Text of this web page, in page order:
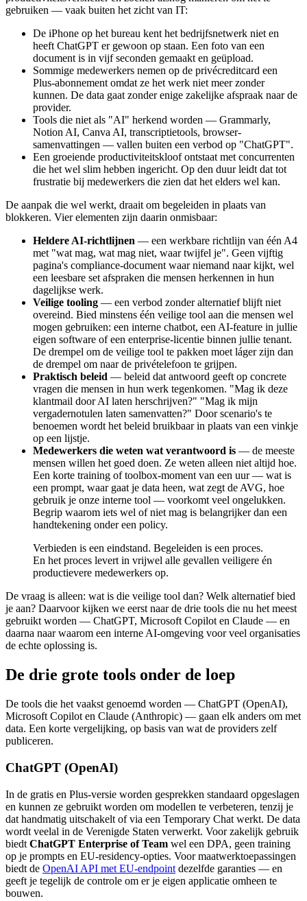
gebruiken — vaak buiten het zicht van IT:
De iPhone op het bureau kent het bedrijfsnetwerk niet en
heeft ChatGPT er gewoon op staan. Een foto van een
document is in vijf seconden gemaakt en geüpload.
Sommige medewerkers nemen op de privécreditcard een
Plus-abonnement omdat ze het werk niet meer zonder
kunnen. De data gaat zonder enige zakelijke afspraak naar de
provider.
Tools die niet als "AI" herkend worden — Grammarly,
Notion AI, Canva AI, transcriptietools, browser-
samenvattingen — vallen buiten een verbod op "ChatGPT".
Een groeiende productiviteitskloof ontstaat met concurrenten
die het wel slim hebben ingericht. Op den duur leidt dat tot
frustratie bij medewerkers die zien dat het elders wel kan.
De aanpak die wel werkt, draait om begeleiden in plaats van
blokkeren. Vier elementen zijn daarin onmisbaar:
Heldere AI-richtlijnen — een werkbare richtlijn van één A4
met "wat mag, wat mag niet, waar twijfel je". Geen vijftig
pagina's compliance-document waar niemand naar kijkt, wel
een leesbare set afspraken die mensen herkennen in hun
dagelijkse werk.
Veilige tooling — een verbod zonder alternatief blijft niet
overeind. Bied minstens één veilige tool aan die mensen wel
mogen gebruiken: een interne chatbot, een AI-feature in jullie
eigen software of een enterprise-licentie binnen jullie tenant.
De drempel om de veilige tool te pakken moet láger zijn dan
de drempel om naar de privételefoon te grijpen.
Praktisch beleid — beleid dat antwoord geeft op concrete
vragen die mensen in hun werk tegenkomen. "Mag ik deze
klantmail door AI laten herschrijven?" "Mag ik mijn
vergadernotulen laten samenvatten?" Door scenario's te
benoemen wordt het beleid bruikbaar in plaats van een vinkje
op een lijstje.
Medewerkers die weten wat verantwoord is — de meeste
mensen willen het goed doen. Ze weten alleen niet altijd hoe.
Een korte training of toolbox-moment van een uur — wat is
een prompt, waar gaat je data heen, wat zegt de AVG, hoe
gebruik je onze interne tool — voorkomt veel ongelukken.
Begrip waarom iets wel of niet mag is belangrijker dan een
handtekening onder een policy.
Verbieden is een eindstand. Begeleiden is een proces.
En het proces levert in vrijwel alle gevallen veiligere én
productievere medewerkers op.
De vraag is alleen: wat is die veilige tool dan? Welk alternatief bied
je aan? Daarvoor kijken we eerst naar de drie tools die nu het meest
gebruikt worden — ChatGPT, Microsoft Copilot en Claude — en
daarna naar waarom een interne AI-omgeving voor veel organisaties
de echte oplossing is.
De drie grote tools onder de loep
De tools die het vaakst genoemd worden — ChatGPT (OpenAI),
Microsoft Copilot en Claude (Anthropic) — gaan elk anders om met
data. Een korte vergelijking, op basis van wat de providers zelf
publiceren.
ChatGPT (OpenAI)
In de gratis en Plus-versie worden gesprekken standaard opgeslagen
en kunnen ze gebruikt worden om modellen te verbeteren, tenzij je
dat handmatig uitschakelt of via een Temporary Chat werkt. De data
wordt veelal in de Verenigde Staten verwerkt. Voor zakelijk gebruik
biedt ChatGPT Enterprise of Team wel een DPA, geen training
op je prompts en EU-residency-opties. Voor maatwerktoepassingen
biedt de OpenAI API met EU-endpoint dezelfde garanties — en
geeft je tegelijk de controle om er je eigen applicatie omheen te
bouwen.